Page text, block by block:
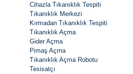
Cihazla Tıkanıklık Tespiti
Tıkanıklık Merkezi
Kırmadan Tıkanıklık Tespiti
Tıkanıklık Açma
Gider Açma
Pimaş Açma
Tıkanıklık Açma Robotu
Tesisatçı